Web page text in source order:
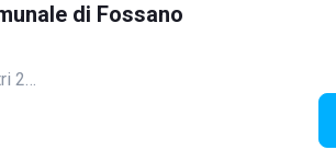
di Fossano
2…